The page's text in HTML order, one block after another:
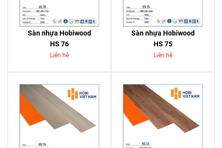
Sàn nhựa Hobiwood
HS 76
Liên hệ
Sàn nhựa Hobiwood
HS 75
Liên hệ